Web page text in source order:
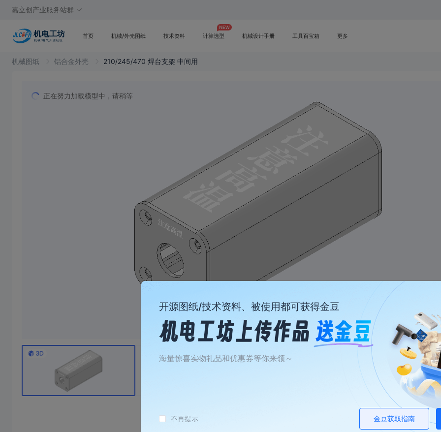
嘉立创产业服务站群
首页 机械/外壳图纸 技术资料 计算选型 机械设计手册 工具百宝箱 更多
机械图纸 铝合金外壳 210/245/470 焊台支架 中间用
正在努力加载模型中，请稍等
外壳主体尺寸高108宽108长154，两侧铝合金盖板CNC单独加工4mm厚，搭配老王2×25w功放板，一个丹麦3寸中低音+一个JBL高音
两
两
开源图纸/技术资料、被使用都可获得金豆
海量惊喜实物礼品和优惠券等你来领～
不再提示 金豆获取指南